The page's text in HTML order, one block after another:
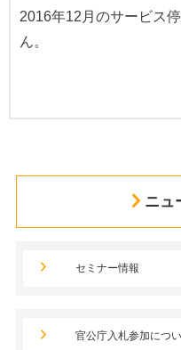
2016年12月のサービス
ん。
ニュ
セミナー情報
官公庁入札参加につ